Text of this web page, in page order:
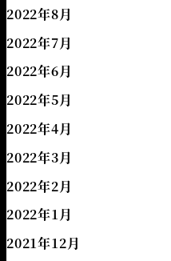
2022年8月
2022年7月
2022年6月
2022年5月
2022年4月
2022年3月
2022年2月
2022年1月
2021年12月